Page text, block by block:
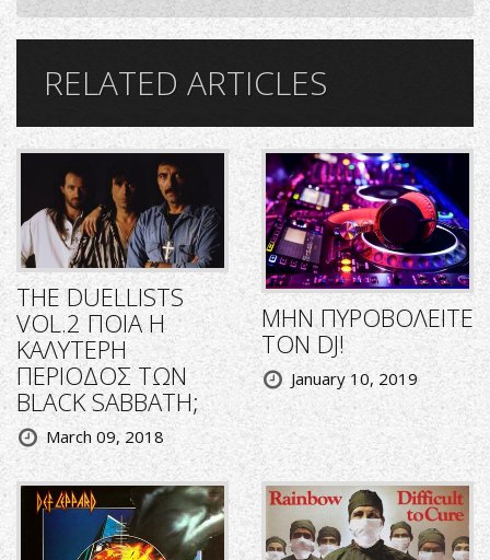
RELATED ARTICLES
THE DUELLISTS
VOL.2 ΠΟΙΑ Η
ΚΑΛΥΤΕΡΗ
ΠΕΡΙΟΔΟΣ ΤΩΝ
BLACK SABBATH;
March 09, 2018
ΜΗΝ ΠΥΡΟΒΟΛΕΙΤΕ
ΤΟΝ DJ!
January 10, 2019